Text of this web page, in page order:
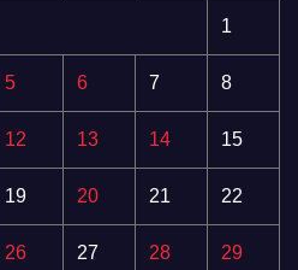
1
5 6 7 8
12 13 14 15
19 20 21 22
26 27 28 29